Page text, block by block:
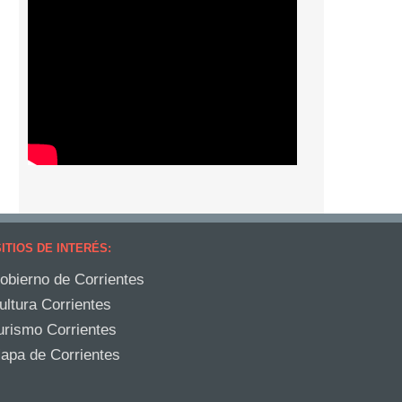
DE INTERÉS:
de Corrientes
Corrientes
Corrientes
de Corrientes